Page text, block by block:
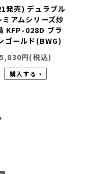
発売) デュラブル
ミアムシリーズ炒
KFP-028D ブラ
ゴールド(BWG)
5,830円(税込)
購入する